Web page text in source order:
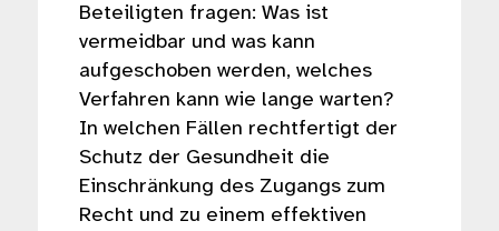
Beteiligten fragen: Was ist
vermeidbar und was kann
aufgeschoben werden, welches
Verfahren kann wie lange warten?
In welchen Fällen rechtfertigt der
Schutz der Gesundheit die
Einschränkung des Zugangs zum
Recht und zu einem effektiven